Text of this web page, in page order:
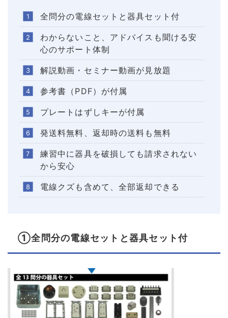
全問分の電線セットと器具セット付
わからないこと、アドバイスも聞ける安
心のサポート体制
解説動画・セミナー動画が見放題
参考書（PDF）が付属
プレートはずしキーが付属
発送料無料、返却時の送料も無料
練習中に器具を破損しても請求されない
から安心
電線クズも含めて、全部返却できる
①全問分の電線セットと器具セット付